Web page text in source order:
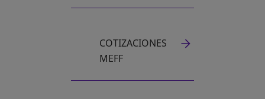
COTIZACIONES
MEFF
SE ABRE EN UNA PESTAÑA NUEVA